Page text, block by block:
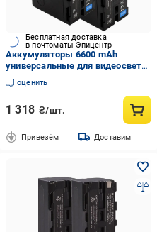
Бесплатная доставка
в почтоматы Эпицентр
Аккумуляторы 6600 mAh
универсальные для видеосвета
камеры F960/F970 2 шт.
(34630326)
оценить
1 318 ₴/шт.
Привезём Доставим